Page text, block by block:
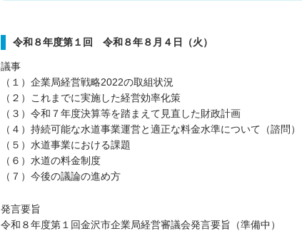
令和８年度第１回 令和８年８月４日（火）
議事
（１）企業局経営戦略2022の取組状況
（２）これまでに実施した経営効率化策
（３）令和７年度決算等を踏まえて見直した財政計画
（４）持続可能な水道事業運営と適正な料金水準について（諮問）
（５）水道事業における課題
（６）水道の料金制度
（７）今後の議論の進め方
発言要旨
令和８年度第１回金沢市企業局経営審議会発言要旨（準備中）